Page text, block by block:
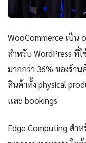
WooCommerce เป็น
สำหรับ WordPress ที่
มากกว่า 36% ของร้า
สินค้าทั้ง physical
และ bookings
Edge Computing สำ